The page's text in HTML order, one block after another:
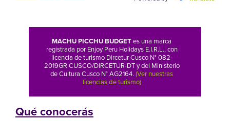
MACHU PICCHU BUDGETes una marca
registrada por Enjoy Peru Holidays E.I.R.L., con
licencia de turismo Dircetur Cusco N° 082-
2019GR CUSCO/DIRCETUR-DT y del Ministerio
de Cultura Cusco N° AG2164. (Ver nuestras
licencias de turismo)
Qué conocerás